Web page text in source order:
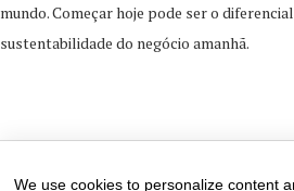
mundo. Começar hoje pode ser o
sustentabilidade do negócio amanhã.
We use cookies to personalize content